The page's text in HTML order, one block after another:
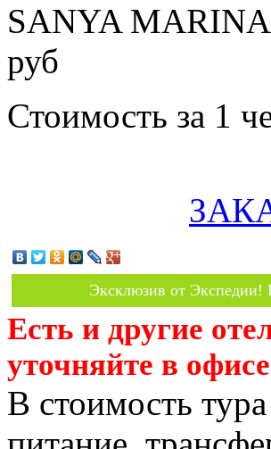
SANYA MARINA
руб
Стоимость за 1
Эксклюзив от Экспедии!
Есть и другие
уточняйте в
В стоимость